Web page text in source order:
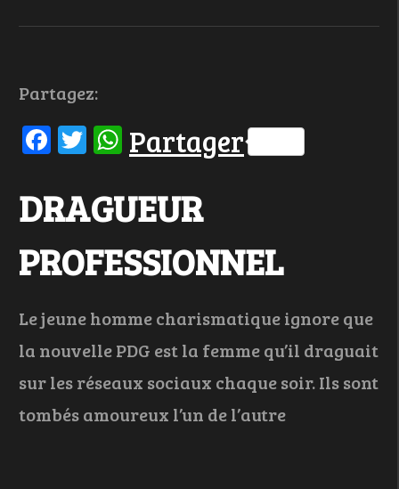
Partagez:
Facebook
Twitter
WhatsApp
Partager
DRAGUEUR
PROFESSIONNEL
Le jeune homme charismatique ignore que
la nouvelle PDG est la femme qu’il draguait
sur les réseaux sociaux chaque soir. Ils sont
tombés amoureux l’un de l’autre